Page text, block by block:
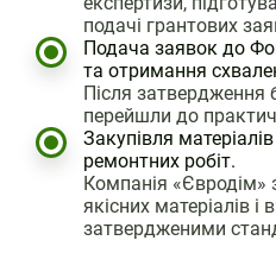
подачі грантових
Подача заявок до
та отримання
Після затвердження
перейшли до
Закупівля
ремонтних робіт.
Компанія «Євродім»
якісних матеріалів і
затвердженими